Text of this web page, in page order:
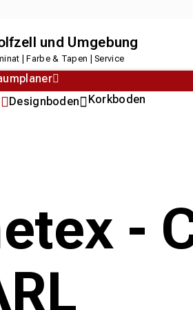
und Umgebung
| Farbe & Tapen | Service
Designboden Korkboden
-